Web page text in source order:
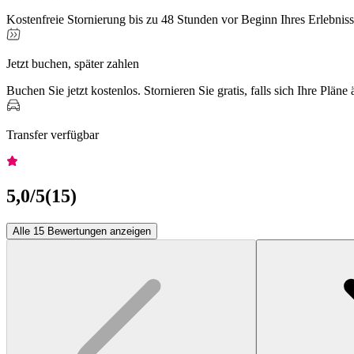
Kostenfreie Stornierung bis zu 48 Stunden vor Beginn Ihres
Jetzt buchen, später zahlen
Buchen Sie jetzt kostenlos. Stornieren Sie gratis, falls sich Ihre Pläne
Transfer verfügbar
5,0/5(15)
Alle 15 Bewertungen anzeigen